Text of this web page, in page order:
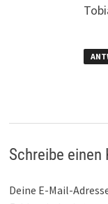
Schreibe einen
Deine E-Mail-